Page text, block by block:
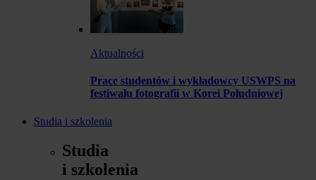
Aktualności
Prace studentów i wykładowcy USWPS na
festiwalu fotografii w Korei Południowej
Studia i szkolenia
Studia
i szkolenia